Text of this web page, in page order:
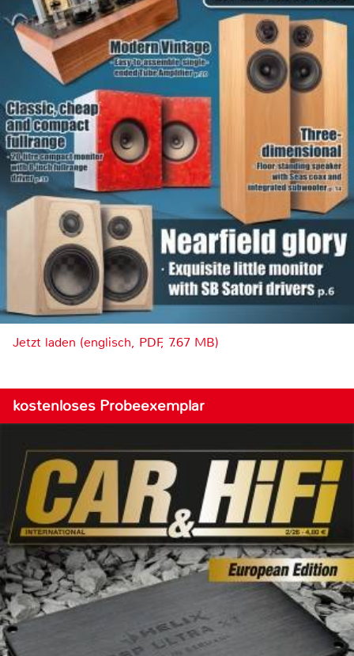
Jetzt laden (englisch, PDF, 7.67 MB)
kostenloses Probeexemplar